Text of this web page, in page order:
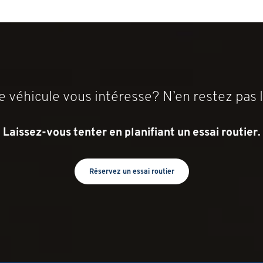
véhicule vous intéresse? N’en restez pas
Laissez-vous tenter en planifiant un essai routier.
Réservez un essai routier